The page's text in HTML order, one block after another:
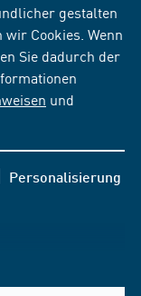
gestalten
Cookies. Wenn
Sie dadurch der
und
Personalisierung